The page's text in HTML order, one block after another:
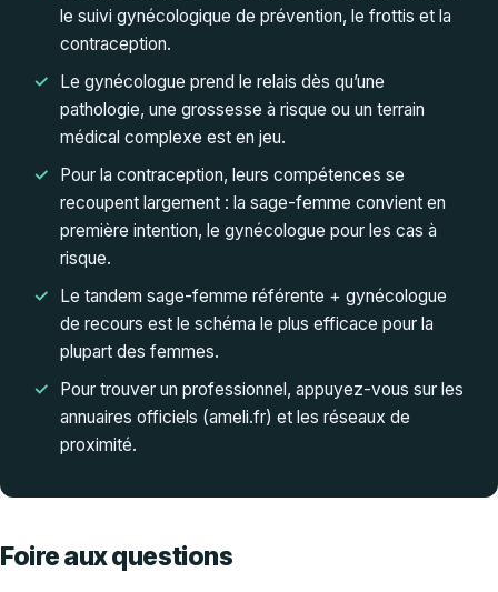
le suivi gynécologique de prévention, le frottis et la
contraception.
Le gynécologue prend le relais dès qu’une
pathologie, une grossesse à risque ou un terrain
médical complexe est en jeu.
Pour la contraception, leurs compétences se
recoupent largement : la sage-femme convient en
première intention, le gynécologue pour les cas à
risque.
Le tandem sage-femme référente + gynécologue
de recours est le schéma le plus efficace pour la
plupart des femmes.
Pour trouver un professionnel, appuyez-vous sur les
annuaires officiels (ameli.fr) et les réseaux de
proximité.
Foire aux questions